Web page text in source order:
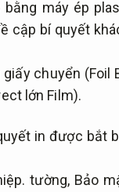
bằng máy ép
cập bí quyết
giấy chuyển (Foil
lớn Film).
in được bắt
tường, Bảo